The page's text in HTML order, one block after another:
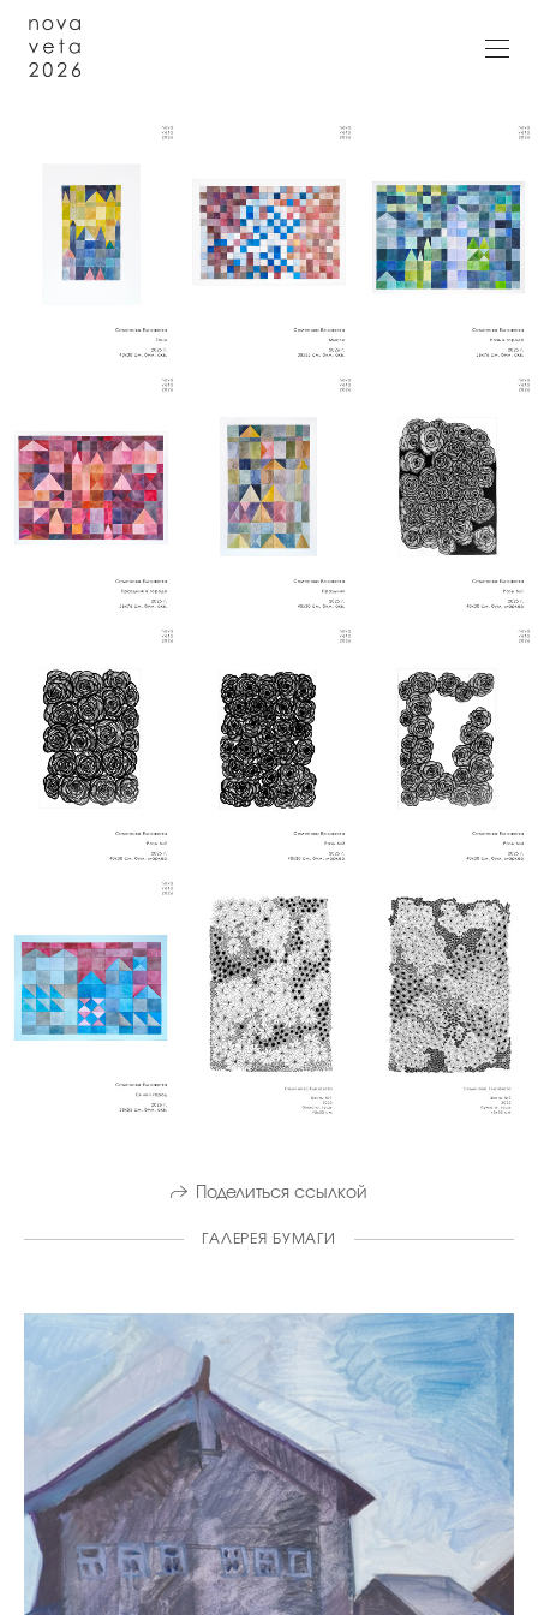
Поделиться ссылкой
ГАЛЕРЕЯ БУМАГИ